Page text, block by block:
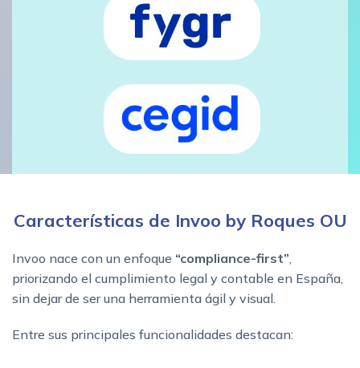
Características de Invoo by Roques OU
Invoo nace con un enfoque “compliance-first”,
priorizando el cumplimiento legal y contable en España,
sin dejar de ser una herramienta ágil y visual.
Entre sus principales funcionalidades destacan: